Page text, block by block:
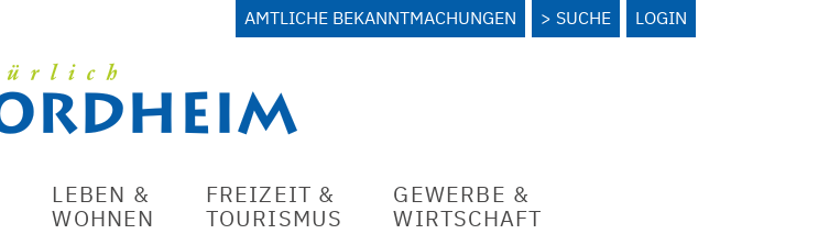
AMTLICHE BEKANNTMACHUNGEN SUCHE LOGIN
LEBEN &
WOHNEN
FREIZEIT &
TOURISMUS
GEWERBE &
WIRTSCHAFT